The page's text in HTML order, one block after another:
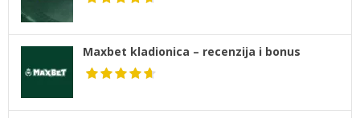
Maxbet kladionica – recenzija i bonus